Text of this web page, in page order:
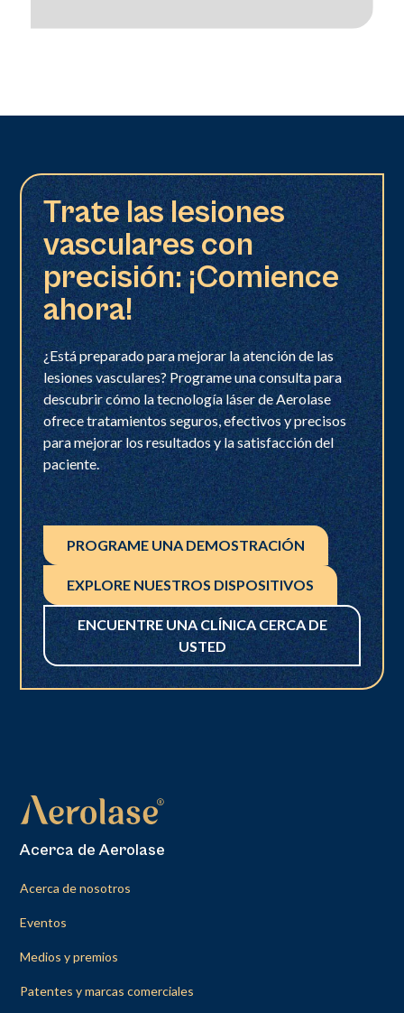
Trate las lesiones
vasculares con
precisión: ¡Comience
ahora!
¿Está preparado para mejorar la atención de las
lesiones vasculares? Programe una consulta para
descubrir cómo la tecnología láser de Aerolase
ofrece tratamientos seguros, efectivos y precisos
para mejorar los resultados y la satisfacción del
paciente.
PROGRAME UNA DEMOSTRACIÓN
EXPLORE NUESTROS DISPOSITIVOS
ENCUENTRE UNA CLÍNICA CERCA DE
USTED
Acerca de Aerolase
Acerca de nosotros
Eventos
Medios y premios
Patentes y marcas comerciales